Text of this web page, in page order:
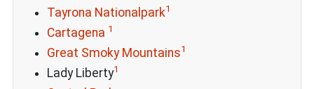
Tayrona Nationalpark1
Cartagena 1
Great Smoky Mountains1
Lady Liberty1